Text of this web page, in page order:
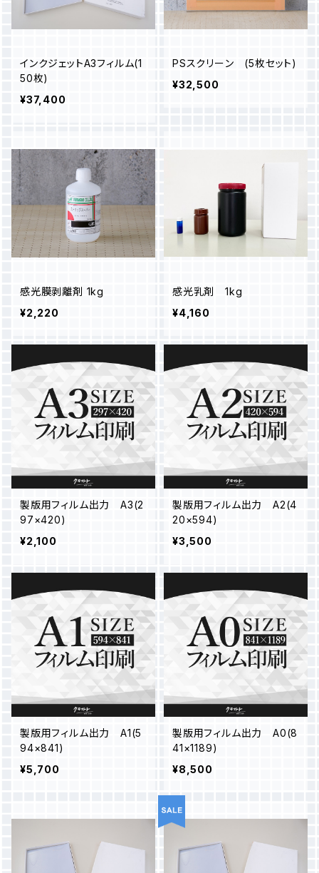
インクジェットA3フィルム(1
50枚)
¥37,400
PSスクリーン (5枚セット)
¥32,500
感光膜剥離剤 1kg
¥2,220
感光乳剤 1kg
¥4,160
製版用フィルム出力 A3(2
97×420)
¥2,100
製版用フィルム出力 A2(4
20×594)
¥3,500
製版用フィルム出力 A1(5
94×841)
¥5,700
製版用フィルム出力 A0(8
41×1189)
¥8,500